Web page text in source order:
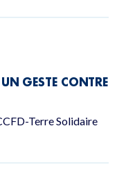
GESTE CONTRE
Terre Solidaire